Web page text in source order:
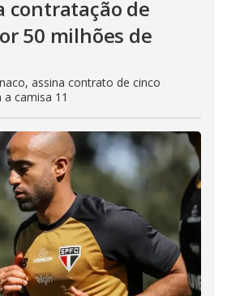
contratação de
50 milhões de
assina contrato de cinco
camisa 11